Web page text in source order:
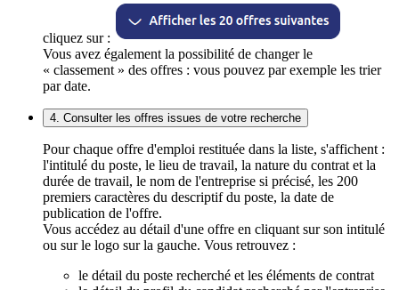
cliquez sur :
Vous avez également la possibilité de changer le
« classement » des offres : vous pouvez par exemple les trier
par date.
4. Consulter les offres issues de votre recherche
Pour chaque offre d'emploi restituée dans la liste, s'affichent :
l'intitulé du poste, le lieu de travail, la nature du contrat et la
durée de travail, le nom de l'entreprise si précisé, les 200
premiers caractères du descriptif du poste, la date de
publication de l'offre.
Vous accédez au détail d'une offre en cliquant sur son intitulé
ou sur le logo sur la gauche. Vous retrouvez :
le détail du poste recherché et les éléments de contrat